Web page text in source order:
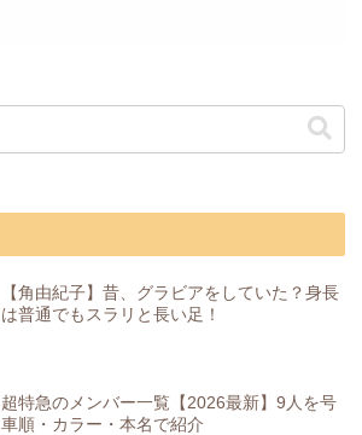
【角由紀子】昔、グラビアをしていた？身長
は普通でもスラリと長い足！
超特急のメンバー一覧【2026最新】9人を号
車順・カラー・本名で紹介